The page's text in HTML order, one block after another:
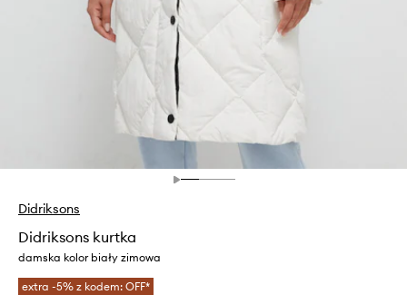
Didriksons
Didriksons kurtka
damska kolor biały zimowa
extra -5% z kodem: OFF*